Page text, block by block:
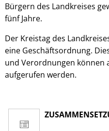
Bürgern des Landkreises
fünf Jahre.
Der Kreistag des
eine Geschäftsordnung.
und Verordnungen können
aufgerufen werden.